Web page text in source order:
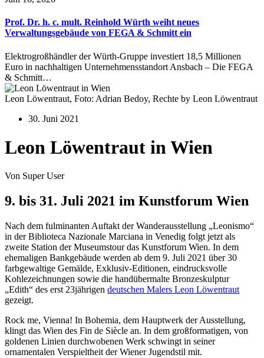
Prof. Dr. h. c. mult. Reinhold Würth weiht neues
Verwaltungsgebäude von FEGA & Schmitt ein
Elektrogroßhändler der Würth-Gruppe investiert 18,5 Millionen
Euro in nachhaltigen Unternehmensstandort Ansbach – Die FEGA
& Schmitt…
Leon Löwentraut, Foto: Adrian Bedoy, Rechte by Leon Löwentraut
30. Juni 2021
Leon Löwentraut in Wien
Von Super User
9. bis 31. Juli 2021 im Kunstforum Wien
Nach dem fulminanten Auftakt der Wanderausstellung „Leonismo“
in der Biblioteca Nazionale Marciana in Venedig folgt jetzt als
zweite Station der Museumstour das Kunstforum Wien. In dem
ehemaligen Bankgebäude werden ab dem 9. Juli 2021 über 30
farbgewaltige Gemälde, Exklusiv-Editionen, eindrucksvolle
Kohlezeichnungen sowie die handübermalte Bronzeskulptur
„Edith“ des erst 23jährigen deutschen Malers Leon Löwentraut
gezeigt.
Rock me, Vienna! In Bohemia, dem Hauptwerk der Ausstellung,
klingt das Wien des Fin de Siècle an. In dem großformatigen, von
goldenen Linien durchwobenen Werk schwingt in seiner
ornamentalen Verspieltheit der Wiener Jugendstil mit.